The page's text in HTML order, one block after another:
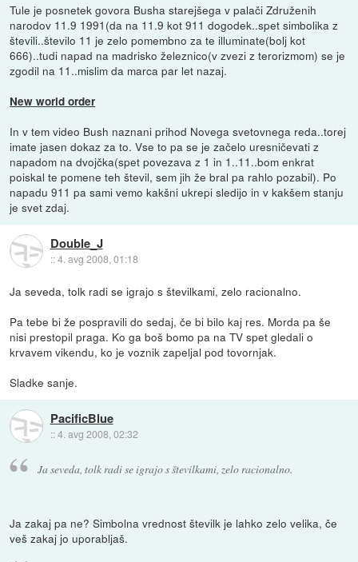
Tule je posnetek govora Busha starejšega v palači Združenih
narodov 11.9 1991(da na 11.9 kot 911 dogodek..spet simbolika z
števili..število 11 je zelo pomembno za te illuminate(bolj kot
666)..tudi napad na madrisko železnico(v zvezi z terorizmom) se je
zgodil na 11..mislim da marca par let nazaj.
New world order
In v tem video Bush naznani prihod Novega svetovnega reda..torej
imate jasen dokaz za to. Vse to pa se je začelo uresničevati z
napadom na dvojčka(spet povezava z 1 in 1..11..bom enkrat
poiskal te pomene teh števil, sem jih že bral pa rahlo pozabil). Po
napadu 911 pa sami vemo kakšni ukrepi sledijo in v kakšem stanju
je svet zdaj.
Double_J
::4. avg 2008, 01:18
Ja seveda, tolk radi se igrajo s številkami, zelo racionalno.
Pa tebe bi že pospravili do sedaj, če bi bilo kaj res. Morda pa še
nisi prestopil praga. Ko ga boš bomo pa na TV spet gledali o
krvavem vikendu, ko je voznik zapeljal pod tovornjak.
Sladke sanje.
PacificBlue
::4. avg 2008, 02:32
Ja seveda, tolk radi se igrajo s številkami, zelo racionalno.
Ja zakaj pa ne? Simbolna vrednost številk je lahko zelo velika, če
veš zakaj jo uporabljaš.